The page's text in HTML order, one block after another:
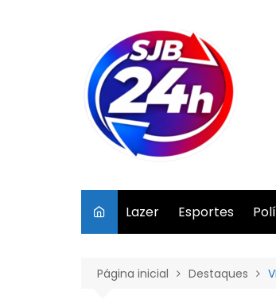
Lazer Esportes
Página inicial Destaques